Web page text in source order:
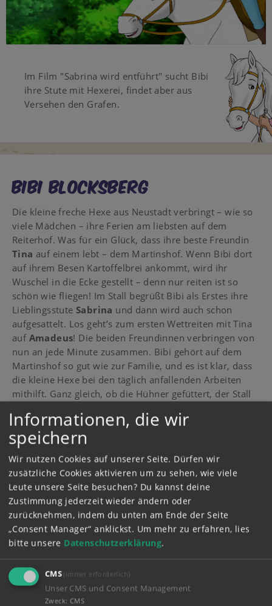
Video
Im Film "Sabrina wird entführt" sucht Bibi
ihre Stute mit Hexerei, findet aber aus
Versehen den Grafen.
Bibi Blocksberg
Die kleine freche Hexe aus Neustadt verbringt – wie so
viele Mädchen – ihre Ferien am liebsten auf dem
Reiterhof. Was für ein Glück, dass ihre beste Freundin
Tina auf einem lebt – dem Martinshof. Wenn Bibi dort
auf ihrem Besen Kartoffelbrei ankommt, wird ihr
Wuschel in die Ecke gestellt – denn nur reiten ist so
schön wie fliegen! Im Stall begrüßt Bibi als Erstes ihre
LieblingsstuteSabrina und dann wird auch schon
aufgesattelt. Los geht’s zum ersten Wettreiten mit Tina
auf Amadeus! Die beiden Freundinnen verbringen von
nun an jede Minute zusammen. Bibi gehört auf dem
Martinshof so gut wie zur Familie, und es ist klar, dass
die kleine Hexe bei den täglich anfallenden Arbeiten
mithilft. Ganz gleich, ob die Hühner gefüttert, der Stall
werden müssen.Tinas Mutter besteht darauf, dass
diese Dinge ganz ohne Hexerei erledigt werden. Zum
Glück bleibt aber immer auch genug Zeit für viel Spaß
und so manches aufregende Abenteuer …
Informationen, die wir
speichern
Wir nutzen Cookies auf unserer Seite. Dürfen wir
zusätzliche Cookies aktivieren um zu sehen, wie viele
Leute unsere Seite besuchen? Du kannst deine
Zustimmung jederzeit wieder ändern oder
zurücknehmen, indem du unten am Ende der Seite
„Consent Manager“ anklickst. Um mehr zu erfahren, lies
bitte unsere Datenschutzerklärung.
CMS (immer erforderlich)
Unser CMS und Consent Management
Zweck: CMS